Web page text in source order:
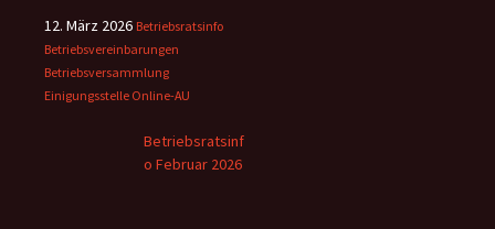
12. März 2026 Betriebsratsinfo
Betriebsvereinbarungen
Betriebsversammlung
Einigungsstelle Online-AU
Betriebsratsinf
o Februar 2026